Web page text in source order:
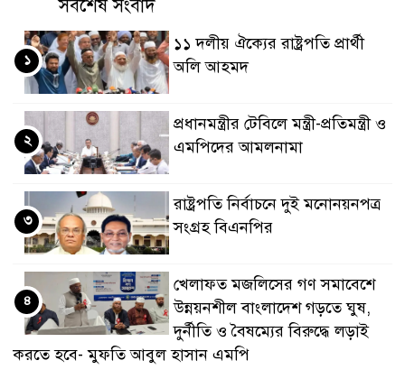
সর্বশেষ সংবাদ
১১ দলীয় ঐক্যের রাষ্ট্রপতি প্রার্থী
অলি আহমদ
১
প্রধানমন্ত্রীর টেবিলে মন্ত্রী-প্রতিমন্ত্রী ও
এমপিদের আমলনামা
২
রাষ্ট্রপতি নির্বাচনে দুই মনোনয়নপত্র
সংগ্রহ বিএনপির
৩
খেলাফত মজলিসের গণ সমাবেশে
উন্নয়নশীল বাংলাদেশ গড়তে ঘুষ,
দুর্নীতি ও বৈষম্যের বিরুদ্ধে লড়াই
করতে হবে- মুফতি আবুল হাসান এমপি
৪